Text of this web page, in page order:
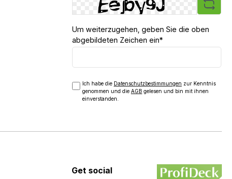
Um weiterzugehen, geben Sie die oben
abgebildeten Zeichen ein*
Ich habe die Datenschutzbestimmungen zur Kenntnis
genommen und die AGB gelesen und bin mit ihnen
einverstanden.
Get social